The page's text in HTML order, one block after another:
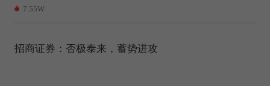
7.55W
招商证券：否极泰来，蓄势进攻